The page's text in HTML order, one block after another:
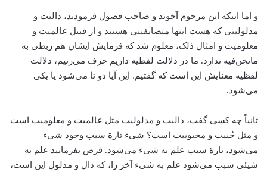
و اما اینکه این مرحوم آخوند و صاحب فصول فرمودند، دالیت و
مدلولیتی که هست اینها متضایفینی هستند و از قبیل عالمیت و
معلومیت و امثال ذلک، معلوم شد که فرمایش ایشان هم ربطی به
ما‌نحن‌فیه ندارد. ما در دلالت لفظیه داریم حرف می‌زنیم، دلالت
لفظیه معنایش این است که گفتیم. این آیا دو تا می‌شود یا یکی
می‌شود.
ثانیاً چه کسی گفت، دالیت و مدلولیت مثل عالمیت و معلومیت است
و مثل حُبیت و محبوبیت است؟‌ شیء تارة‌ سبب وجود شیء
می‌شود، تارة‌ سبب علم به شیء‌ می‌شود. فرض بفرمایید علم به
شیئی سبب می‌شود علم به شیء آخر را، که دال و مدلول این است،